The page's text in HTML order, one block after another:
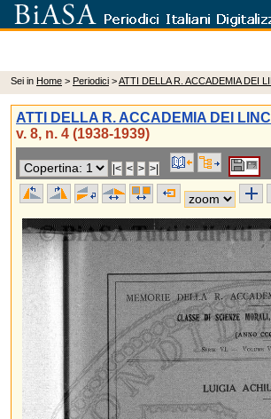
Sei in Home > Periodici >ATTI DELLA R. ACCADEMIA DEI
ATTI DELLA R. ACCADEMIA DEI
v. 8, n. 4 (1938-1939)